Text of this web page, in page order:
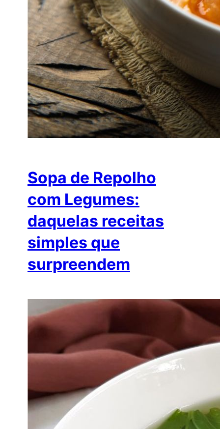
Sopa de Repolho
com Legumes:
daquelas receitas
simples que
surpreendem